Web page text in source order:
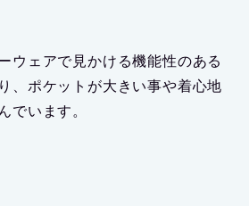
ウェアで見かける機能性のある
、ポケットが大きい事や着心地
でいます。